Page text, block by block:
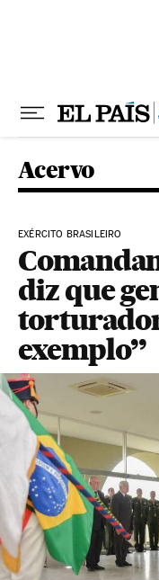
Acervo
EXÉRCITO BRASILEIRO
diz que
exemplo”